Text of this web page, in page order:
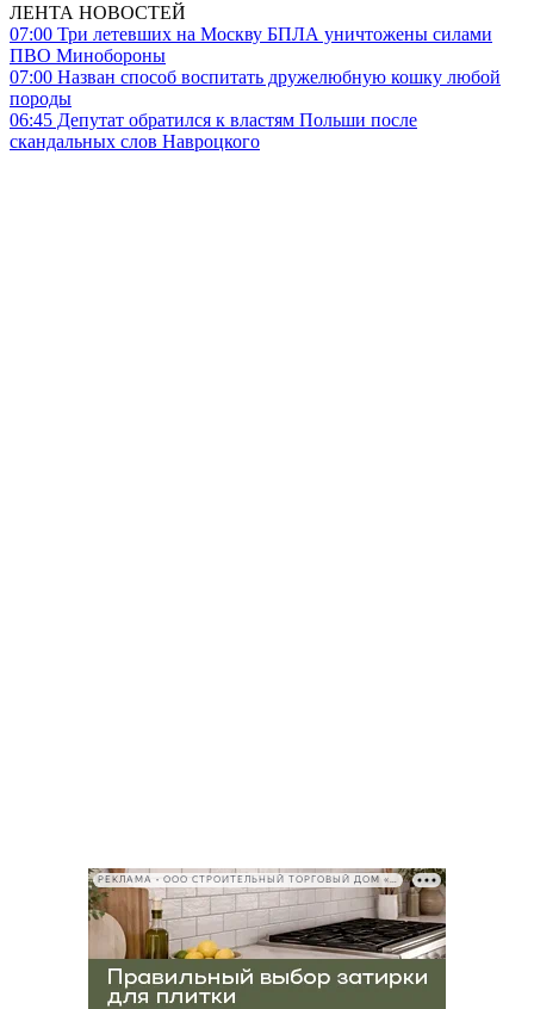
ЛЕНТА НОВОСТЕЙ
07:00 Три летевших на Москву БПЛА уничтожены силами
ПВО Минобороны
07:00 Назван способ воспитать дружелюбную кошку любой
породы
06:45 Депутат обратился к властям Польши после
скандальных слов Навроцкого
РЕКЛАМА • ООО СТРОИТЕЛЬНЫЙ ТОРГОВЫЙ ДОМ «ПЕТРОВИЧ», ИНН 7802348846